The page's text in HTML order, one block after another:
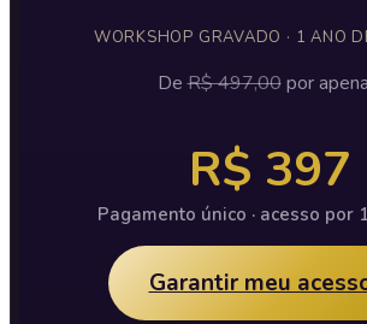
WORKSHOP GRAVADO · 1 ANO
DeR$ 497,00por
R$ 397
Pagamento único · acesso por
Garantir meu